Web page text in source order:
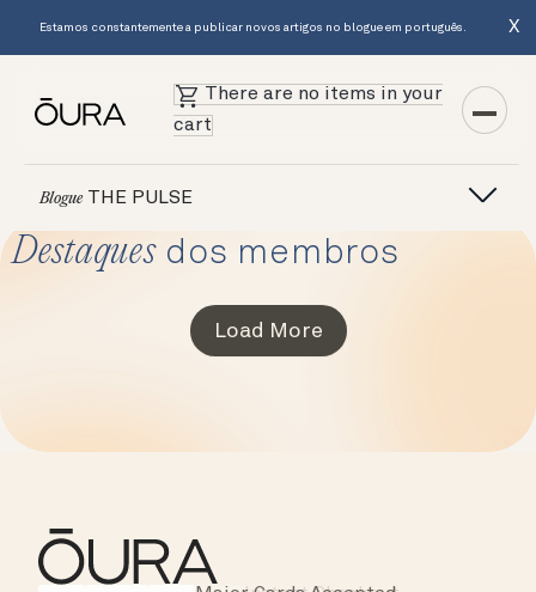
Estamos constantemente a publicar novos artigos no blogue em português. X
There are no items in your
cart
BlogueTHE PULSE
Destaquesdos membros
Load More